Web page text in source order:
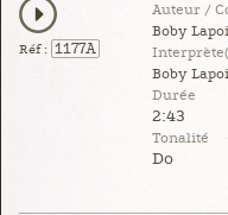
Réf : 1177A
Auteur /
Boby
Boby
Durée
2:43
Tonalité
Do